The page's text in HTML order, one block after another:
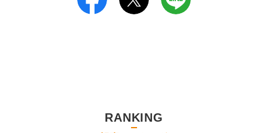
RANKING